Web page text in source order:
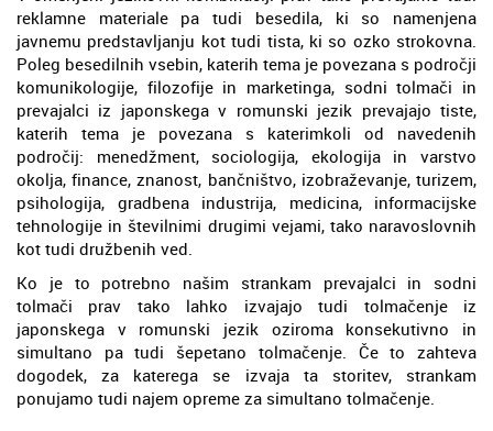
reklamne materiale pa tudi besedila, ki so namenjena
javnemu predstavljanju kot tudi tista, ki so ozko strokovna.
Poleg besedilnih vsebin, katerih tema je povezana s področji
komunikologije, filozofije in marketinga, sodni tolmači in
prevajalci iz japonskega v romunski jezik prevajajo tiste,
katerih tema je povezana s katerimkoli od navedenih
področij: menedžment, sociologija, ekologija in varstvo
okolja, finance, znanost, bančništvo, izobraževanje, turizem,
psihologija, gradbena industrija, medicina, informacijske
tehnologije in številnimi drugimi vejami, tako naravoslovnih
kot tudi družbenih ved.
Ko je to potrebno našim strankam prevajalci in sodni
tolmači prav tako lahko izvajajo tudi tolmačenje iz
japonskega v romunski jezik oziroma konsekutivno in
simultano pa tudi šepetano tolmačenje. Če to zahteva
dogodek, za katerega se izvaja ta storitev, strankam
ponujamo tudi najem opreme za simultano tolmačenje.